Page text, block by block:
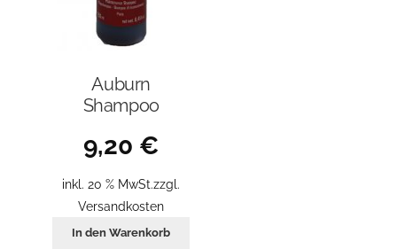
Auburn
Shampoo
9,20 €
inkl. 20 % MwSt.zzgl.
Versandkosten
In den Warenkorb